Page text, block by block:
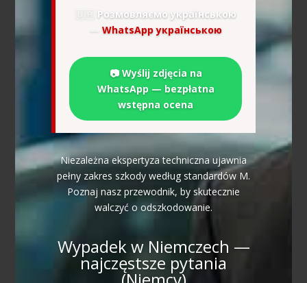
🇺🇦 Розмовляємо українською
— WhatsApp українською
📷 Wyślij zdjęcia na
WhatsApp — bezpłatna
wstępna ocena
Niezależna ekspertyza techniczna ujawnia
pełny zakres szkody według standardów M.
Poznaj nasz przewodnik, by skutecznie
walczyć o odszkodowanie.
Wypadek w Niemczech —
najczęstsze pytania